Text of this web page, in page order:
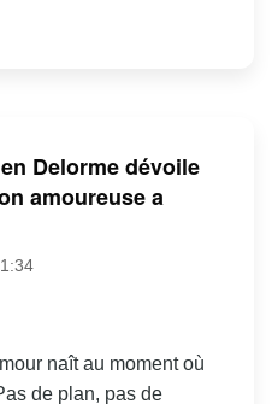
Delorme dévoile
amoureuse a
naît au moment où
de plan, pas de